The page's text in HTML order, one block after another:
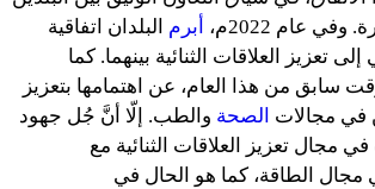
عام 2022م،
أبرم البلدان اتفاقية
تعزيز العلاقات الثنائية بينهما. كما
سابق من هذا العام، عن اهتمامها بتعزيز
في مجالات الصحة والطب. إلّا أنَّ جُل جهود
مجال تعزيز العلاقات الثنائية مع
مجال الطاقة، كما هو الحال في